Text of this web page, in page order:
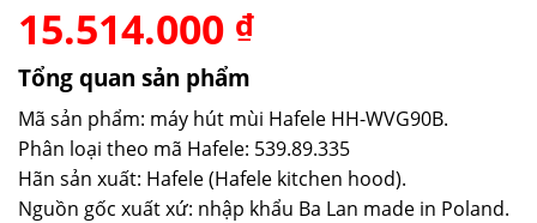
Giá
gốc
là:
19.393.000 ₫.
15.514.000 ₫Giá
là:
15.514.000 ₫.
Tổng quan sản phẩm
Mã sản phẩm: máy hút mùi Hafele HH-WVG90B.
Phân loại theo mã Hafele: 539.89.335
Hãn sản xuất: Hafele (Hafele kitchen hood).
Nguồn gốc xuất xứ: nhập khẩu Ba Lan made in Poland.